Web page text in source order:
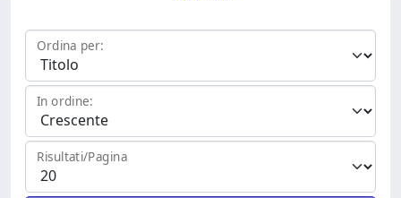
Ordina per:
In ordine:
Risultati/Pagina